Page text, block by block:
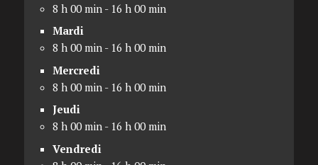
8 h 00 min - 16 h 00 min
Mardi
8 h 00 min - 16 h 00 min
Mercredi
8 h 00 min - 16 h 00 min
Jeudi
8 h 00 min - 16 h 00 min
Vendredi